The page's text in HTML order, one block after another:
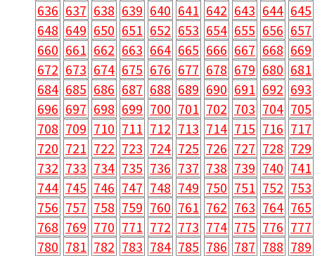
636 637 638 639 640 641 642 643 644 645
648 649 650 651 652 653 654 655 656 657
660 661 662 663 664 665 666 667 668 669
672 673 674 675 676 677 678 679 680 681
684 685 686 687 688 689 690 691 692 693
696 697 698 699 700 701 702 703 704 705
708 709 710 711 712 713 714 715 716 717
720 721 722 723 724 725 726 727 728 729
732 733 734 735 736 737 738 739 740 741
744 745 746 747 748 749 750 751 752 753
756 757 758 759 760 761 762 763 764 765
768 769 770 771 772 773 774 775 776 777
780 781 782 783 784 785 786 787 788 789